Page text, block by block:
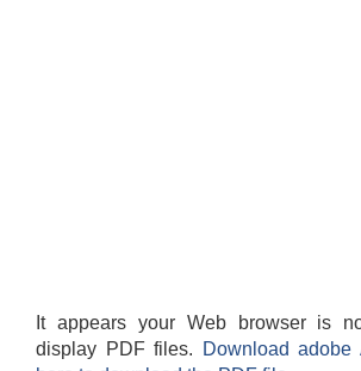
It appears your Web browser is
display PDF files.
Download